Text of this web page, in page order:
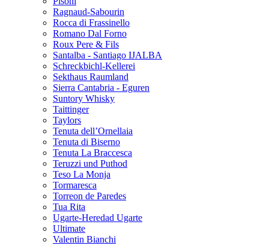
Ragnaud-Sabourin
Rocca di Frassinello
Romano Dal Forno
Roux Pere & Fils
Santalba - Santiago IJALBA
Schreckbichl-Kellerei
Sekthaus Raumland
Sierra Cantabria - Eguren
Suntory Whisky
Taittinger
Taylors
Tenuta dell’Ornellaia
Tenuta di Biserno
Tenuta La Braccesca
Teruzzi und Puthod
Teso La Monja
Tormaresca
Torreon de Paredes
Tua Rita
Ugarte-Heredad Ugarte
Ultimate
Valentin Bianchi